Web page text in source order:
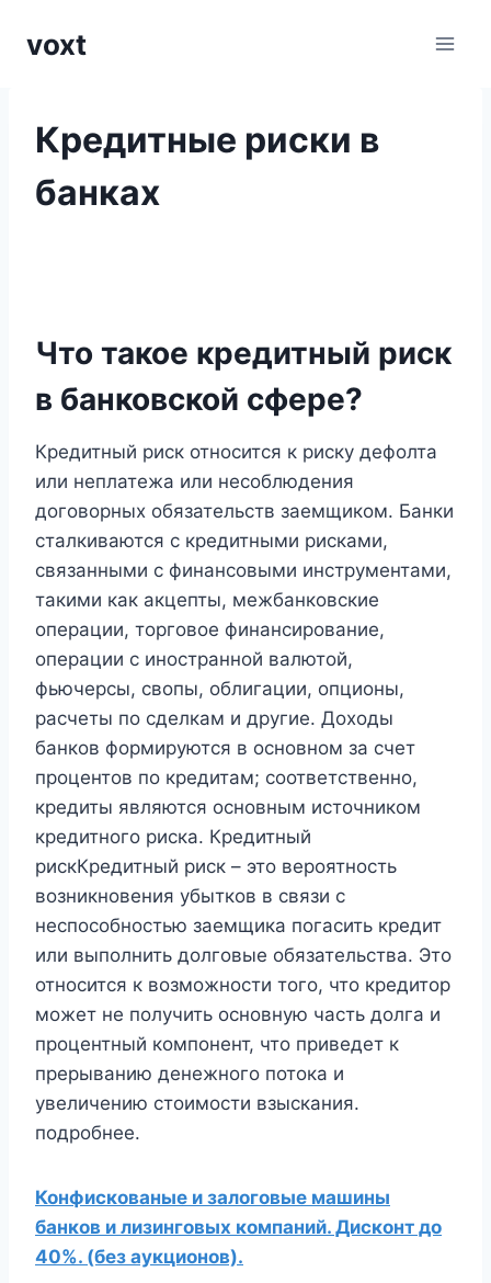
voxt
Кредитные риски в
банках
Что такое кредитный риск
в банковской сфере?
Кредитный риск относится к риску дефолта
или неплатежа или несоблюдения
договорных обязательств заемщиком. Банки
сталкиваются с кредитными рисками,
связанными с финансовыми инструментами,
такими как акцепты, межбанковские
операции, торговое финансирование,
операции с иностранной валютой,
фьючерсы, свопы, облигации, опционы,
расчеты по сделкам и другие. Доходы
банков формируются в основном за счет
процентов по кредитам; соответственно,
кредиты являются основным источником
кредитного риска. Кредитный
рискКредитный риск – это вероятность
возникновения убытков в связи с
неспособностью заемщика погасить кредит
или выполнить долговые обязательства. Это
относится к возможности того, что кредитор
может не получить основную часть долга и
процентный компонент, что приведет к
прерыванию денежного потока и
увеличению стоимости взыскания.
подробнее.
Конфискованые и залоговые машины
банков и лизинговых компаний. Дисконт до
40%. (без аукционов).